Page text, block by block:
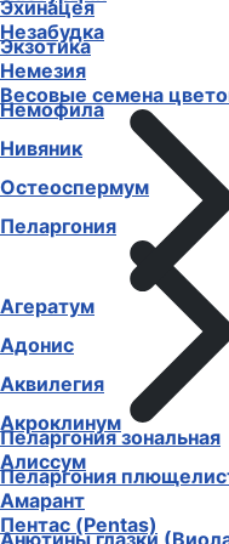
Незабудка
Немезия
Немофила
Нивяник
Остеоспермум
Пеларгония
Пеларгония зональная
Пеларгония
Пентас (Pentas)
Эхинацея
Экзотика
Весовые семена
Агератум
Адонис
Аквилегия
Акроклинум
Алиссум
Амарант
Анютины глазки